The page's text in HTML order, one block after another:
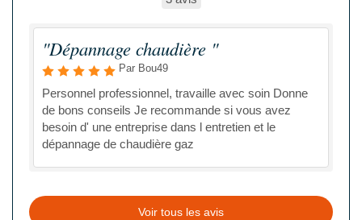
"Dépannage chaudière "
Par Bou49
Personnel professionnel, travaille avec soin Donne
de bons conseils Je recommande si vous avez
besoin d' une entreprise dans l entretien et le
dépannage de chaudière gaz
Voir tous les avis